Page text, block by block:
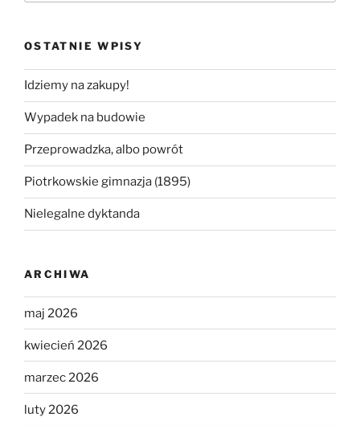
OSTATNIE WPISY
Idziemy na zakupy!
Wypadek na budowie
Przeprowadzka, albo powrót
Piotrkowskie gimnazja (1895)
Nielegalne dyktanda
ARCHIWA
maj 2026
kwiecień 2026
marzec 2026
luty 2026